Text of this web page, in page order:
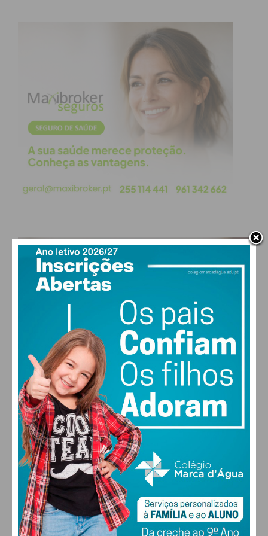
. Entre elas estão as cantinas sociais com
as quais a Mercadona colabora diariamente a partir
de cada uma das suas 21 lojas, bem como outras
entidades como o Banco Alimentar e a Cruz
Vermelha Portuguesa.
Subscreva a newsletter do
Imediato
Assine nossa newsletter por e-mail e
Eu li e concordo com ostermos e
condições
PAÇOS DE FERREIRA
17°
clear sky
vento: 1m/s ESE
MAX 17 • MIN 17
30°
QUI
30
SEX
30°
SÁB
28
DOM
FARMACIAS DE SERVIÇO EM PAÇOS DE
FERREIRA